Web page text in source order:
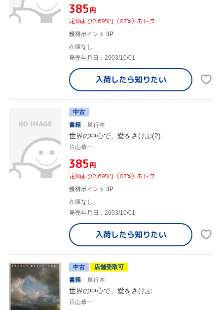
¥385円
定価より2,695円（87%）おトク
獲得ポイント 3P
在庫なし
発売年月日：2003/10/01
入荷したら知りたい
中古
書籍
単行本
世界の中心で、愛をさけぶ(2)
片山恭一
¥385円
定価より2,695円（87%）おトク
獲得ポイント 3P
在庫なし
発売年月日：2003/10/01
入荷したら知りたい
中古
店舗受取可
書籍
単行本
世界の中心で、愛をさけぶ
片山恭一